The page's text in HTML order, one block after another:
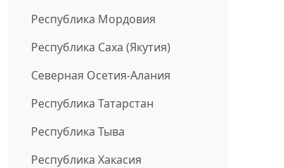
Республика Мордовия
Республика Саха (Якутия)
Северная Осетия-Алания
Республика Татарстан
Республика Тыва
Республика Хакасия